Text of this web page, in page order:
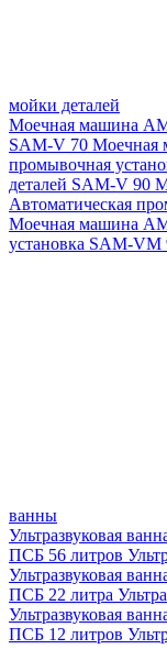
мойки деталей
Моечная машина
SAM-V 70 Моечная
промывочная
деталей SAM-V 90
Автоматическая
Моечная машина
установка SAM-VM
ванны
Ультразвуковая
ПСБ 56 литров
Ультразвуковая
ПСБ 22 литра
Ультразвуковая
ПСБ 12 литров